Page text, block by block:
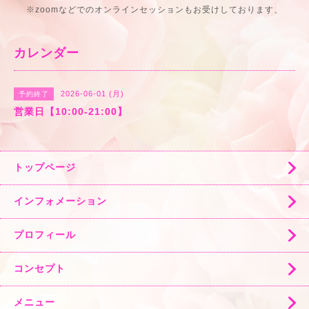
※zoomなどでのオンラインセッションもお受けしております、
カレンダー
予約終了 2026-06-01 (月)
営業日【10:00-21:00】
トップページ
インフォメーション
プロフィール
コンセプト
メニュー